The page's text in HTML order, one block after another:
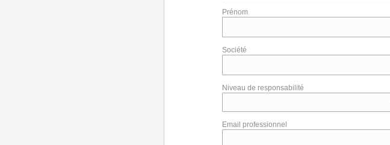
Prénom
Société
Niveau de responsabilité
Email professionnel